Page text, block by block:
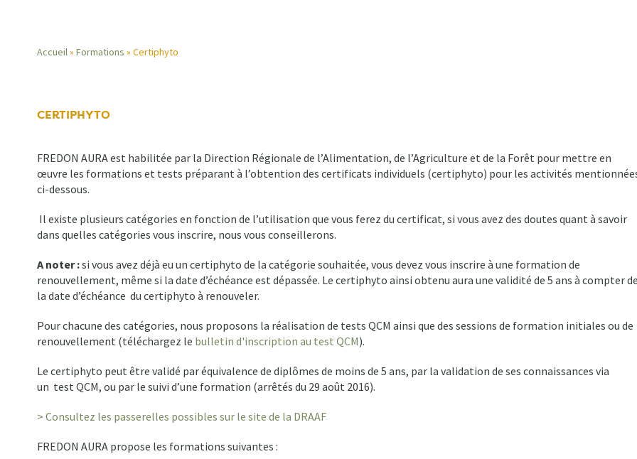
d'Ariane
Accueil Formations Certiphyto
CERTIPHYTO
FREDON AURA est habilitée par la Direction Régionale de l’Alimentation, de l’Agriculture et de la Forêt pour mettre en
œuvre les formations et tests préparant à l’obtention des certificats individuels (certiphyto) pour les activités
ci-dessous.
Il existe plusieurs catégories en fonction de l’utilisation que vous ferez du certificat, si vous avez des doutes quant à savoir
dans quelles catégories vous inscrire, nous vous conseillerons.
A noter :si vous avez déjà eu un certiphyto de la catégorie souhaitée, vous devez vous inscrire à une formation de
renouvellement, même si la date d’échéance est dépassée. Le certiphyto ainsi obtenu aura une validité de 5 ans à compter
la date d’échéance du certiphyto à renouveler.
Pour chacune des catégories, nous proposons la réalisation de tests QCM ainsi que des sessions de formation initiales ou de
renouvellement (téléchargez le bulletin d'inscription au test QCM).
Le certiphyto peut être validé par équivalence de diplômes de moins de 5 ans, par la validation de ses connaissances via
un test QCM, ou par le suivi d’une formation (arrêtés du 29 août 2016).
> Consultez les passerelles possibles sur le site de la DRAAF
FREDON AURA propose les formations suivantes :